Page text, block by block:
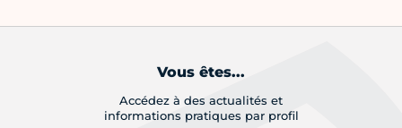
Vous êtes...
Accédez à des actualités et
informations pratiques par profil